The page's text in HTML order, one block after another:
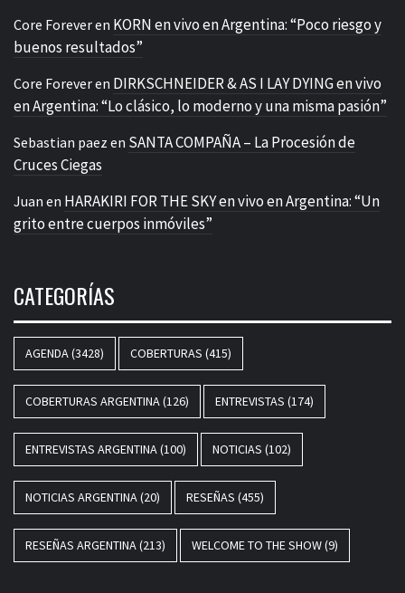
Core Foreveren KORN en vivo en Argentina: “Poco riesgo y
buenos resultados”
Core Foreveren DIRKSCHNEIDER & AS I LAY DYING en vivo
en Argentina: “Lo clásico, lo moderno y una misma pasión”
Sebastian paez en SANTA COMPAÑA – La Procesión de
Cruces Ciegas
Juan en HARAKIRI FOR THE SKY en vivo en Argentina: “Un
grito entre cuerpos inmóviles”
CATEGORÍAS
AGENDA(3428) COBERTURAS (415)
COBERTURAS ARGENTINA(126) ENTREVISTAS (174)
ENTREVISTAS ARGENTINA(100) NOTICIAS (102)
NOTICIAS ARGENTINA(20) RESEÑAS (455)
RESEÑAS ARGENTINA(213) WELCOME TO THE SHOW(9)